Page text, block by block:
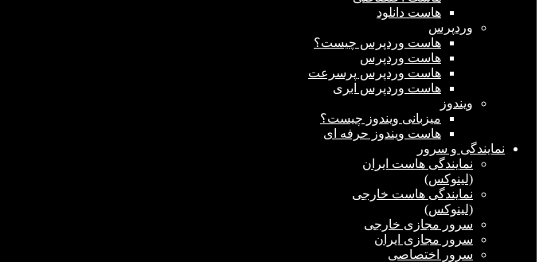
هاست دانلود
وردپرس
هاست وردپرس چیست؟
هاست وردپرس
هاست وردپرس پرسرعت
هاست وردپرس ابری
ویندوز
میزبانی ویندوز چیست؟
هاست ویندوز حرفه ای
نمایندگی و سرور
نمایندگی هاست ایران
(لینوکس)
نمایندگی هاست خارجی
(لینوکس)
سرور مجازی خارجی
سرور مجازی ایران
سرور اختصاصی